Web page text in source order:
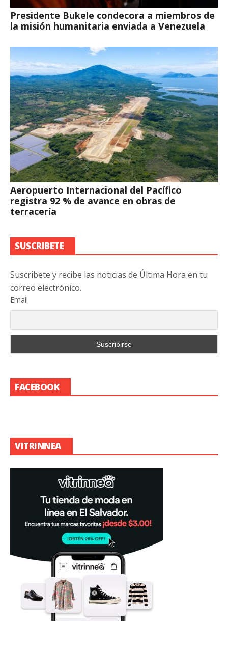
Presidente Bukele condecora a miembros de
la misión humanitaria enviada a Venezuela
Aeropuerto Internacional del Pacífico
registra 92 % de avance en obras de
terracería
SUSCRIBETE
Suscribete y recibe las noticias de Última Hora en tu
correo electrónico.
Email
FACEBOOK
VITRINNEA